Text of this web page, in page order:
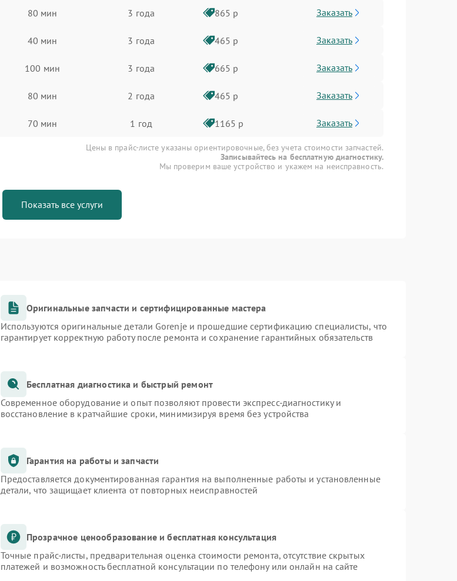
80 мин 3 года 865 р Заказать
40 мин 3 года 465 р Заказать
100 мин 3 года 665 р Заказать
80 мин 2 года 465 р Заказать
70 мин 1 год 1165 р Заказать
Цены в прайс-листе указаны ориентировочные, без учета стоимости запчастей.
Записывайтесь на бесплатную диагностику.
Мы проверим ваше устройство и укажем на неисправность.
Показать все услуги
Оригинальные запчасти и сертифицированные мастера
Используются оригинальные детали Gorenje и прошедшие сертификацию специалисты, что
гарантирует корректную работу после ремонта и сохранение гарантийных обязательств
Бесплатная диагностика и быстрый ремонт
Современное оборудование и опыт позволяют провести экспресс-диагностику и
восстановление в кратчайшие сроки, минимизируя время без устройства
Гарантия на работы и запчасти
Предоставляется документированная гарантия на выполненные работы и установленные
детали, что защищает клиента от повторных неисправностей
Прозрачное ценообразование и бесплатная консультация
Точные прайс-листы, предварительная оценка стоимости ремонта, отсутствие скрытых
платежей и возможность бесплатной консультации по телефону или онлайн на сайте